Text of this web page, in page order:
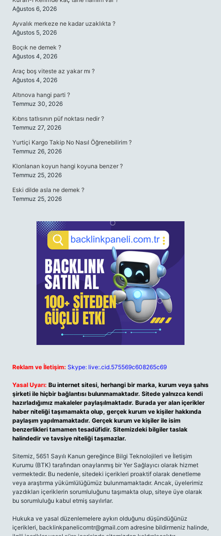
Ağustos 6, 2026
Ayvalık merkeze ne kadar uzaklıkta ?
Ağustos 5, 2026
Boçık ne demek ?
Ağustos 4, 2026
Araç boş viteste az yakar mı ?
Ağustos 4, 2026
Altınova hangi parti ?
Temmuz 30, 2026
Kıbrıs tatlısının püf noktası nedir ?
Temmuz 27, 2026
Yurtiçi Kargo Takip No Nasıl Öğrenebilirim ?
Temmuz 26, 2026
Klonlanan koyun hangi koyuna benzer ?
Temmuz 25, 2026
Eski dilde asla ne demek ?
Temmuz 25, 2026
Reklam ve İletişim: Skype: live:.cid.575569c608265c69
Yasal Uyarı: Bu internet sitesi, herhangi bir marka, kurum veya şahıs
şirketi ile hiçbir bağlantısı bulunmamaktadır. Sitede yalnızca kendi
hazırladığımız makaleler paylaşılmaktadır. Burada yer alan içerikler
haber niteliği taşımamakta olup, gerçek kurum ve kişiler hakkında
paylaşım yapılmamaktadır. Gerçek kurum ve kişiler ile isim
benzerlikleri tamamen tesadüfidir. Sitemizdeki bilgiler taslak
halindedir ve tavsiye niteliği taşımazlar.
Sitemiz, 5651 Sayılı Kanun gereğince Bilgi Teknolojileri ve İletişim
Kurumu (BTK) tarafından onaylanmış bir Yer Sağlayıcı olarak hizmet
vermektedir. Bu nedenle, sitedeki içerikleri proaktif olarak denetleme
veya araştırma yükümlülüğümüz bulunmamaktadır. Ancak, üyelerimiz
yazdıkları içeriklerin sorumluluğunu taşımakta olup, siteye üye olarak
bu sorumluluğu kabul etmiş sayılırlar.
Hukuka ve yasal düzenlemelere aykırı olduğunu düşündüğünüz
içerikleri, backlinkpanelicomtr@gmail.com adresine bildirmeniz halinde,